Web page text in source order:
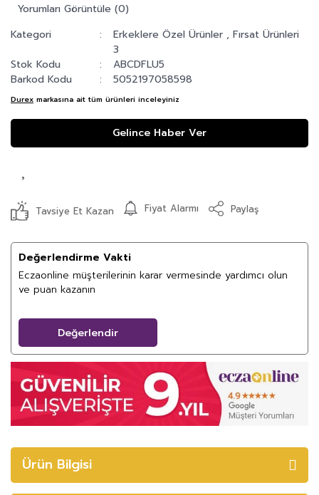
Yorumları Görüntüle (0)
Kategori
Erkeklere Özel Ürünler ,Fırsat Ürünleri
3
Stok Kodu
ABCDFLU5
Barkod Kodu
5052197058598
Durex markasına ait tüm ürünleri inceleyiniz
Gelince Haber Ver
Tavsiye Et Kazan Fiyat Alarmı Paylaş
Değerlendirme Vakti
Eczaonline müşterilerinin karar vermesinde yardımcı olun
ve puan kazanın
Değerlendir
Ürün Bilgisi